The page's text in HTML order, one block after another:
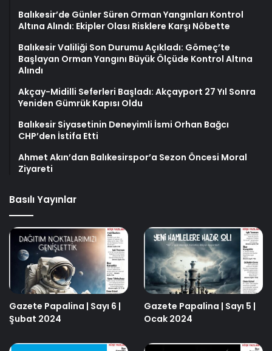
Balıkesir’de Günler Süren Orman Yangınları Kontrol
Altına Alındı: Ekipler Olası Risklere Karşı Nöbette
Balıkesir Valiliği Son Durumu Açıkladı: Gömeç’te
Başlayan Orman Yangını Büyük Ölçüde Kontrol Altına
Alındı
Akçay-Midilli Seferleri Başladı: Akçayport 27 Yıl Sonra
Yeniden Gümrük Kapısı Oldu
Balıkesir Siyasetinin Deneyimli İsmi Orhan Bağcı
CHP’den İstifa Etti
Ahmet Akın’dan Balıkesirspor’a Sezon Öncesi Moral
Ziyareti
Basılı Yayınlar
Gazete Papalina | Sayı 6 |
Şubat 2024
Gazete Papalina | Sayı 5 |
Ocak 2024